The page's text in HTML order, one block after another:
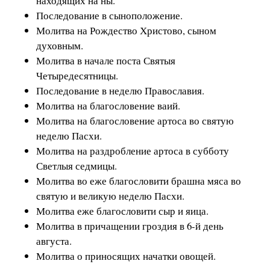
Последование в сыноположение.
Молитва на Рождество Христово, сыном
духовным.
Молитва в начале поста Святыя
Четыредесятницы.
Последование в неделю Православия.
Молитва на благословение ваий.
Молитва на благословение артоса во святую
неделю Пасхи.
Молитва на раздробление артоса в субботу
Светлыя седмицы.
Молитва во еже благословити брашна мяса во
святую и великую неделю Пасхи.
Молитва еже благословити сыр и яица.
Молитва в причащении гроздия в 6-й день
августа.
Молитва о приносящих начатки овощей.